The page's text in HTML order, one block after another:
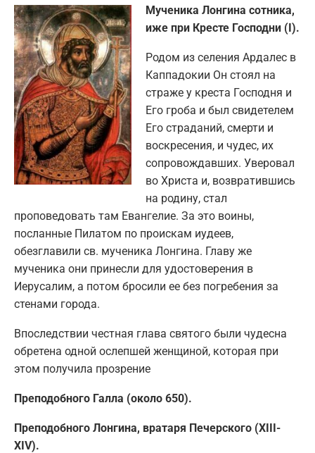
Мученика Лонгина сотника,
иже при Кресте Господни (I).
Родом из селения Ардалес в
Каппадокии Он стоял на
страже у креста Господня и
Его гроба и был свидетелем
Его страданий, смерти и
воскресения, и чудес, их
сопровождавших. Уверовал
во Христа и, возвратившись
на родину, стал
проповедовать там Евангелие. За это воины,
посланные Пилатом по проискам иудеев,
обезглавили св. мученика Лонгина. Главу же
мученика они принесли для удостоверения в
Иерусалим, а потом бросили ее без погребения за
стенами города.
Впоследствии честная глава святого были чудесна
обретена одной ослепшей женщиной, которая при
этом получила прозрение
Преподобного Галла (около 650).
Преподобного Лонгина, вратаря Печерского (XIII-
XIV).